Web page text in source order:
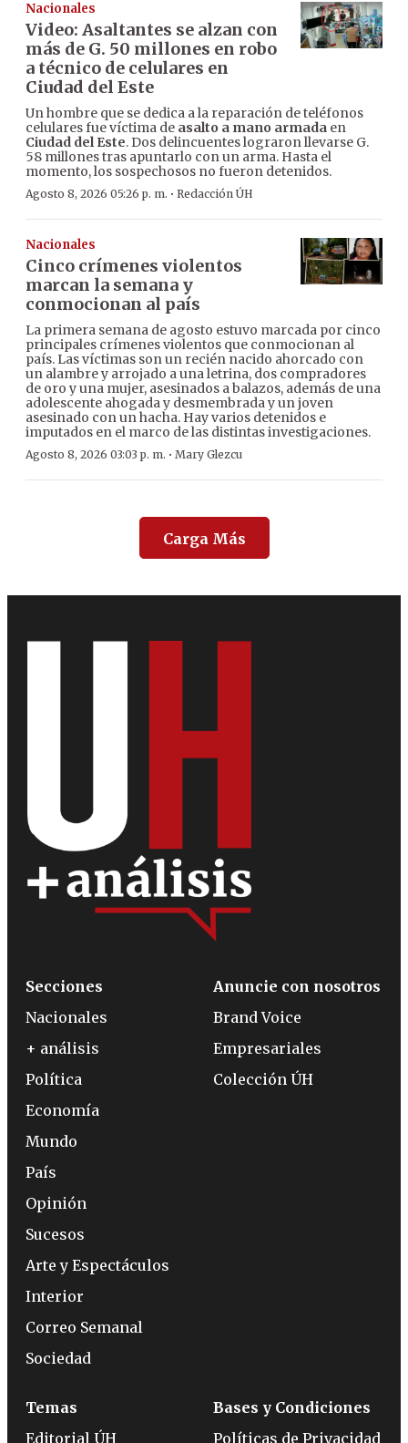
Nacionales
Video: Asaltantes se alzan con
más de G. 50 millones en robo
a técnico de celulares en
Ciudad del Este
Un hombre que se dedica a la reparación de teléfonos
celulares fue víctima de asalto a mano armada en
Ciudad del Este. Dos delincuentes lograron llevarse G.
58 millones tras apuntarlo con un arma. Hasta el
momento, los sospechosos no fueron detenidos.
Agosto 8, 2026 05:26 p. m. · Redacción ÚH
Nacionales
Cinco crímenes violentos
marcan la semana y
conmocionan al país
La primera semana de agosto estuvo marcada por cinco
principales crímenes violentos que conmocionan al
país. Las víctimas son un recién nacido ahorcado con
un alambre y arrojado a una letrina, dos compradores
de oro y una mujer, asesinados a balazos, además de una
adolescente ahogada y desmembrada y un joven
asesinado con un hacha. Hay varios detenidos e
imputados en el marco de las distintas investigaciones.
Agosto 8, 2026 03:03 p. m. · Mary Glezcu
Carga Más
Secciones
Nacionales
+ análisis
Política
Economía
Mundo
País
Opinión
Sucesos
Arte y Espectáculos
Interior
Correo Semanal
Sociedad
Anuncie con nosotros
Brand Voice
Empresariales
Colección ÚH
Temas
Editorial ÚH
Bases y Condiciones
Políticas de Privacidad